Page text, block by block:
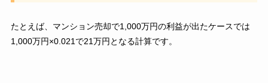
たとえば、マンション売却で1,000万円の利益が出たケースでは
1,000万円×0.021で21万円となる計算です。